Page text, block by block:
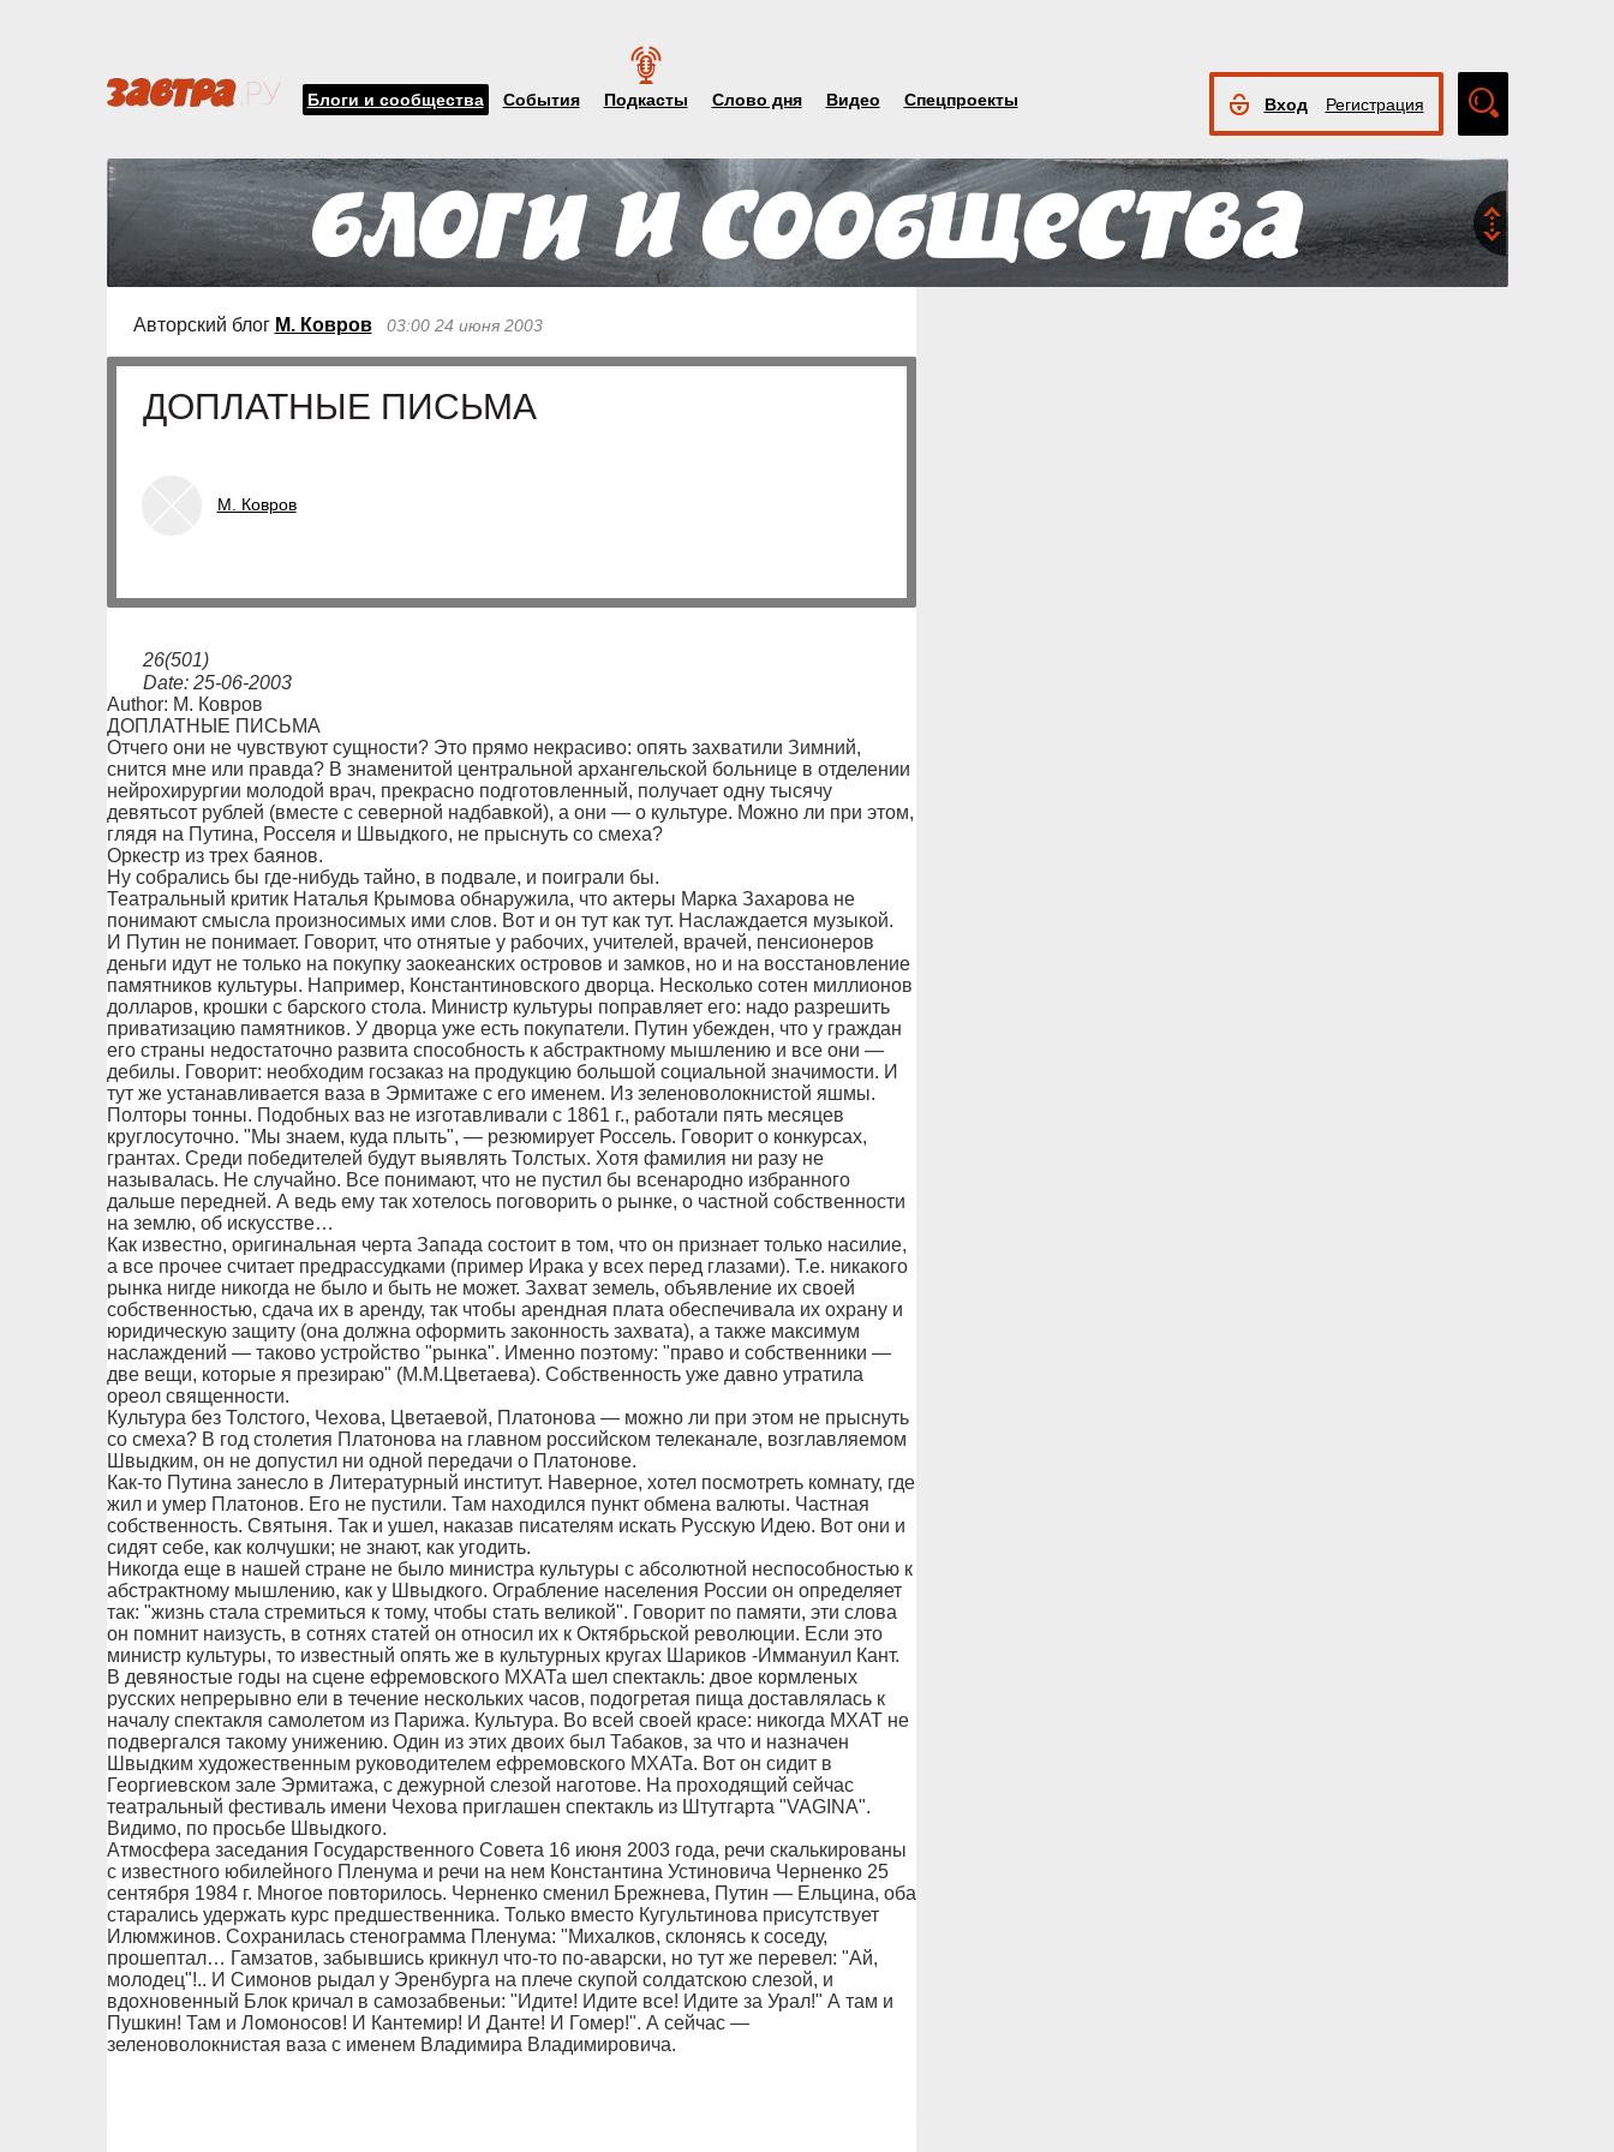
Блоги и сообщества События Подкасты Слово дня Видео Спецпроекты Вход Регистрация
поиск
Авторский блог М. Ковров 03:00 24 июня 2003
ДОПЛАТНЫЕ ПИСЬМА
М. Ковров
26(501)
Date: 25-06-2003
Author: М. Ковров
ДОПЛАТНЫЕ ПИСЬМА
Отчего они не чувствуют сущности? Это прямо некрасиво: опять захватили Зимний,
снится мне или правда? В знаменитой центральной архангельской больнице в отделении
нейрохирургии молодой врач, прекрасно подготовленный, получает одну тысячу
девятьсот рублей (вместе с северной надбавкой), а они — о культуре. Можно ли при этом,
глядя на Путина, Росселя и Швыдкого, не прыснуть со смеха?
Оркестр из трех баянов.
Ну собрались бы где-нибудь тайно, в подвале, и поиграли бы.
Театральный критик Наталья Крымова обнаружила, что актеры Марка Захарова не
понимают смысла произносимых ими слов. Вот и он тут как тут. Наслаждается музыкой.
И Путин не понимает. Говорит, что отнятые у рабочих, учителей, врачей, пенсионеров
деньги идут не только на покупку заокеанских островов и замков, но и на восстановление
памятников культуры. Например, Константиновского дворца. Несколько сотен миллионов
долларов, крошки с барского стола. Министр культуры поправляет его: надо разрешить
приватизацию памятников. У дворца уже есть покупатели. Путин убежден, что у граждан
его страны недостаточно развита способность к абстрактному мышлению и все они —
дебилы. Говорит: необходим госзаказ на продукцию большой социальной значимости. И
тут же устанавливается ваза в Эрмитаже с его именем. Из зеленоволокнистой яшмы.
Полторы тонны. Подобных ваз не изготавливали с 1861 г., работали пять месяцев
круглосуточно. "Мы знаем, куда плыть", — резюмирует Россель. Говорит о конкурсах,
грантах. Среди победителей будут выявлять Толстых. Хотя фамилия ни разу не
называлась. Не случайно. Все понимают, что не пустил бы всенародно избранного
дальше передней. А ведь ему так хотелось поговорить о рынке, о частной собственности
на землю, об искусстве…
Как известно, оригинальная черта Запада состоит в том, что он признает только насилие,
а все прочее считает предрассудками (пример Ирака у всех перед глазами). Т.е. никакого
рынка нигде никогда не было и быть не может. Захват земель, объявление их своей
собственностью, сдача их в аренду, так чтобы арендная плата обеспечивала их охрану и
юридическую защиту (она должна оформить законность захвата), а также максимум
наслаждений — таково устройство "рынка". Именно поэтому: "право и собственники —
две вещи, которые я презираю" (М.М.Цветаева). Собственность уже давно утратила
ореол священности.
Культура без Толстого, Чехова, Цветаевой, Платонова — можно ли при этом не прыснуть
со смеха? В год столетия Платонова на главном российском телеканале, возглавляемом
Швыдким, он не допустил ни одной передачи о Платонове.
Как-то Путина занесло в Литературный институт. Наверное, хотел посмотреть комнату, где
жил и умер Платонов. Его не пустили. Там находился пункт обмена валюты. Частная
собственность. Святыня. Так и ушел, наказав писателям искать Русскую Идею. Вот они и
сидят себе, как колчушки; не знают, как угодить.
Никогда еще в нашей стране не было министра культуры с абсолютной неспособностью к
абстрактному мышлению, как у Швыдкого. Ограбление населения России он определяет
так: "жизнь стала стремиться к тому, чтобы стать великой". Говорит по памяти, эти слова
он помнит наизусть, в сотнях статей он относил их к Октябрьской революции. Если это
министр культуры, то известный опять же в культурных кругах Шариков -Иммануил Кант.
В девяностые годы на сцене ефремовского МХАТа шел спектакль: двое кормленых
русских непрерывно ели в течение нескольких часов, подогретая пища доставлялась к
началу спектакля самолетом из Парижа. Культура. Во всей своей красе: никогда МХАТ не
подвергался такому унижению. Один из этих двоих был Табаков, за что и назначен
Швыдким художественным руководителем ефремовского МХАТа. Вот он сидит в
Георгиевском зале Эрмитажа, с дежурной слезой наготове. На проходящий сейчас
театральный фестиваль имени Чехова приглашен спектакль из Штутгарта "VAGINA".
Видимо, по просьбе Швыдкого.
Атмосфера заседания Государственного Совета 16 июня 2003 года, речи скалькированы
с известного юбилейного Пленума и речи на нем Константина Устиновича Черненко 25
сентября 1984 г. Многое повторилось. Черненко сменил Брежнева, Путин — Ельцина, оба
старались удержать курс предшественника. Только вместо Кугультинова присутствует
Илюмжинов. Сохранилась стенограмма Пленума: "Михалков, склонясь к соседу,
прошептал… Гамзатов, забывшись крикнул что-то по-аварски, но тут же перевел: "Ай,
молодец"!.. И Симонов рыдал у Эренбурга на плече скупой солдатскою слезой, и
вдохновенный Блок кричал в самозабвеньи: "Идите! Идите все! Идите за Урал!" А там и
Пушкин! Там и Ломоносов! И Кантемир! И Данте! И Гомер!". А сейчас —
зеленоволокнистая ваза с именем Владимира Владимировича.